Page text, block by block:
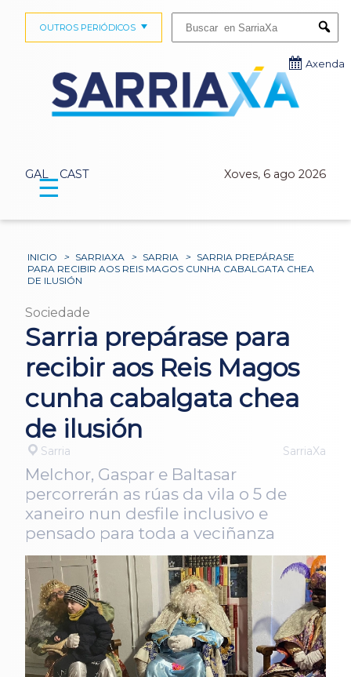
GAL CAST Xoves, 6 ago 2026
OUTROS PERIÓDICOS
Axenda
☰
INICIO > SARRIAXA > SARRIA > SARRIA PREPÁRASE
PARA RECIBIR AOS REIS MAGOS CUNHA CABALGATA CHEA
DE ILUSIÓN
Sociedade
Sarria prepárase para
recibir aos Reis Magos
cunha cabalgata chea
de ilusión
Sarria SarriaXa
Melchor, Gaspar e Baltasar
percorrerán as rúas da vila o 5 de
xaneiro nun desfile inclusivo e
pensado para toda a veciñanza